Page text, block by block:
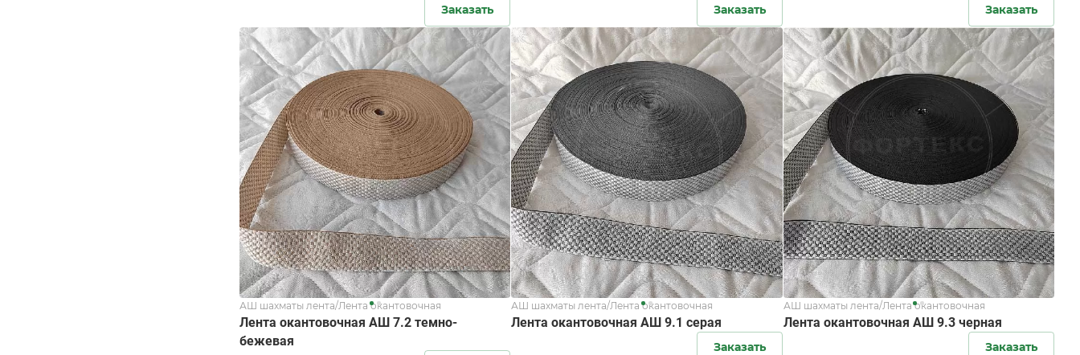
Заказать Заказать Заказать
АШ шахматы лента/Лента окантовочная
Лента окантовочная АШ 7.2 темно-
бежевая
АШ шахматы лента/Лента окантовочная
Лента окантовочная АШ 9.1 серая
Заказать
АШ шахматы лента/Лента окантовочная
Лента окантовочная АШ 9.3 черная
Заказать